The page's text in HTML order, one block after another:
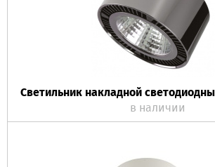
Светильник накладной
в наличии